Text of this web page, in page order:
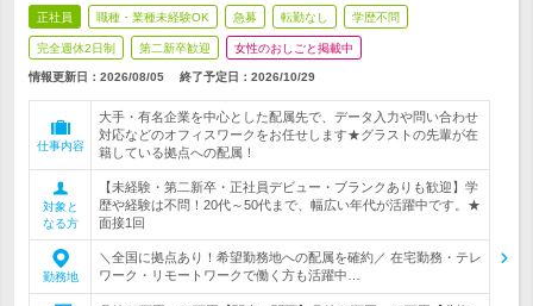
正社員 職種・業種未経験OK 急募 転勤なし 学歴不問
完全週休2日制 第二新卒歓迎 女性のおしごと掲載中
情報更新日：2026/08/05 終了予定日： 2026/10/29
仕事内容
大手・有名企業を中心とした配属先で、データ入力や問い合わせ
対応などのオフィスワークをお任せします★グラストの先輩が在
籍している拠点への配属！
対象と
なる方
【未経験・第二新卒・正社員デビュー・ブランクありも歓迎】学
歴や経験は不問！20代～50代まで、幅広い年代が活躍中です。★
面接1回
勤務地
＼全国に拠点あり！希望勤務地への配属を確約／ 在宅勤務・テレ
ワーク・リモートワークで働く方も活躍中…